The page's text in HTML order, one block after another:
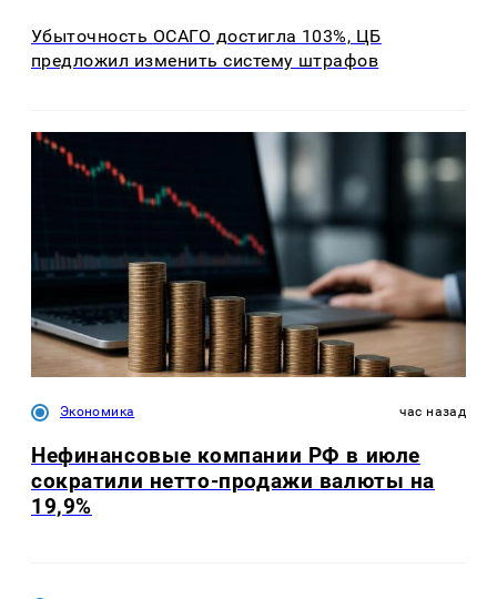
Убыточность ОСАГО достигла 103%, ЦБ
предложил изменить систему штрафов
Экономика час назад
Нефинансовые компании РФ в июле
сократили нетто-продажи валюты на
19,9%